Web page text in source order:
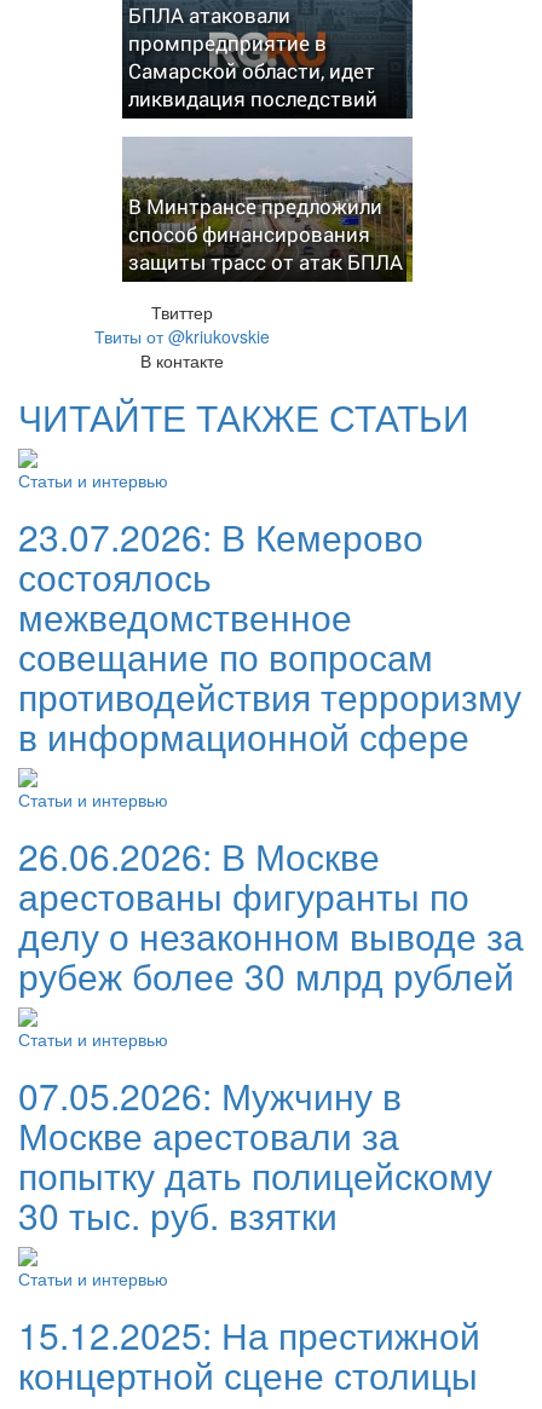
БПЛА атаковали
промпредприятие в
Самарской области, идет
ликвидация последствий
В Минтрансе предложили
способ финансирования
защиты трасс от атак БПЛА
Твиттер
Твиты от @kriukovskie
В контакте
ЧИТАЙТЕ ТАКЖЕ СТАТЬИ
Статьи и интервью
23.07.2026: В Кемерово
состоялось
межведомственное
совещание по вопросам
противодействия терроризму
в информационной сфере
Статьи и интервью
26.06.2026: В Москве
арестованы фигуранты по
делу о незаконном выводе за
рубеж более 30 млрд рублей
Статьи и интервью
07.05.2026: Мужчину в
Москве арестовали за
попытку дать полицейскому
30 тыс. руб. взятки
Статьи и интервью
15.12.2025: На престижной
концертной сцене столицы